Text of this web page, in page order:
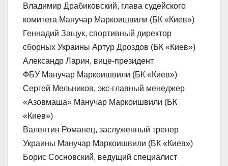
Владимир Драбиковский, глава судейского
комитета Манучар Маркоишвили (БК «Киев»)
Геннадий Защук, спортивный директор
сборных Украины Артур Дроздов (БК «Киев»)
Александр Ларин, вице-президент
ФБУ Манучар Маркоишвили (БК «Киев»)
Сергей Мельников, экс-главный менеджер
«Азовмаша» Манучар Маркоишвили (БК
«Киев»)
Валентин Романец, заслуженный тренер
Украины Манучар Маркоишвили (БК «Киев»)
Борис Сосновский, ведущий специалист